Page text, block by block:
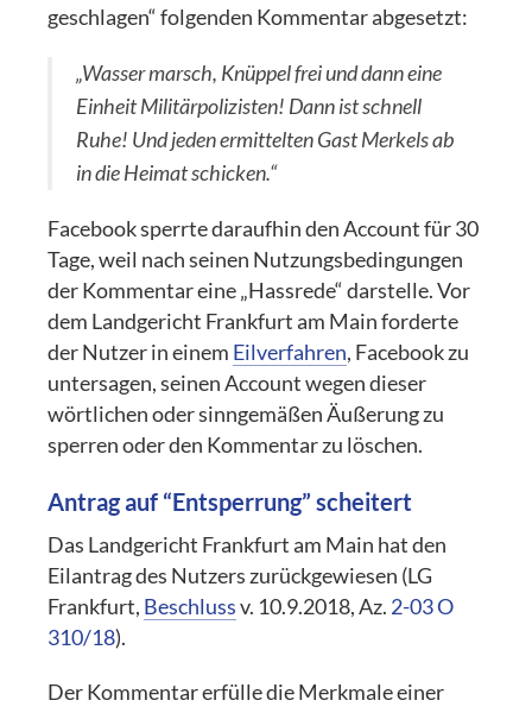
geschlagen“ folgenden Kommentar abgesetzt:
„Wasser marsch, Knüppel frei und dann eine
Einheit Militärpolizisten! Dann ist schnell
Ruhe! Und jeden ermittelten Gast Merkels ab
in die Heimat schicken.“
Facebook sperrte daraufhin den Account für 30
Tage, weil nach seinen Nutzungsbedingungen
der Kommentar eine „Hassrede“ darstelle. Vor
dem Landgericht Frankfurt am Main forderte
der Nutzer in einem Eilverfahren, Facebook zu
untersagen, seinen Account wegen dieser
wörtlichen oder sinngemäßen Äußerung zu
sperren oder den Kommentar zu löschen.
Antrag auf “Entsperrung” scheitert
Das Landgericht Frankfurt am Main hat den
Eilantrag des Nutzers zurückgewiesen (LG
Frankfurt, Beschlussv. 10.9.2018, Az. 2-03 O
310/18).
Der Kommentar erfülle die Merkmale einer